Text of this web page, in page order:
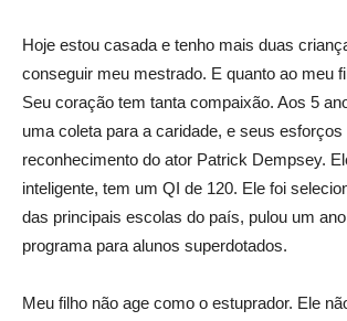
Hoje estou casada e tenho mais duas
conseguir meu mestrado. E quanto ao meu
Seu coração tem tanta compaixão. Aos 5
uma coleta para a caridade, e seus
reconhecimento do ator Patrick Dempsey.
inteligente, tem um QI de 120. Ele foi
das principais escolas do país, pulou um
programa para alunos superdotados.
Meu filho não age como o estuprador. Ele